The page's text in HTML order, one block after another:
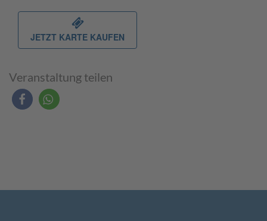
JETZT KARTE KAUFEN
Veranstaltung teilen